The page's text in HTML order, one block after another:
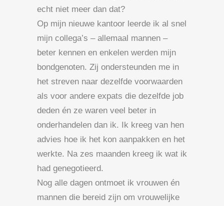
echt niet meer dan dat?
Op mijn nieuwe kantoor leerde ik al snel
mijn collega’s – allemaal mannen –
beter kennen en enkelen werden mijn
bondgenoten. Zij ondersteunden me in
het streven naar dezelfde voorwaarden
als voor andere expats die dezelfde job
deden én ze waren veel beter in
onderhandelen dan ik. Ik kreeg van hen
advies hoe ik het kon aanpakken en het
werkte. Na zes maanden kreeg ik wat ik
had genegotieerd.
Nog alle dagen ontmoet ik vrouwen én
mannen die bereid zijn om vrouwelijke